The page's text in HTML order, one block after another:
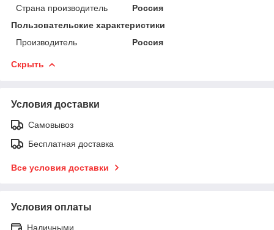
Страна производитель
Россия
Пользовательские характеристики
Производитель
Россия
Скрыть
Условия доставки
Самовывоз
Бесплатная доставка
Все условия доставки
Условия оплаты
Наличными